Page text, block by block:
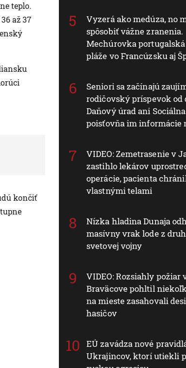
teplo.
až 37
končiť
Vyzerá ako medúza, no
spôsobiť vážne zranenia.
Mechúrovka
pláže vo Francúzsku aj
Seniori sa začínajú
rodičovský príspevok od
Daňový úrad ani Sociálna
poisťovňa im informácie
VIDEO: Zemetrasenie v
zastihlo lekárov
operácie, pacienta
vlastnými telami
Nízka hladina Dunaja
masívny vrak lode z
svetovej vojny
VIDEO: Rozsiahly požiar
Braväcove pohltil
na mieste zasahovali
hasičov
EÚ zavádza nové
Ukrajincov, ktorí utiekli